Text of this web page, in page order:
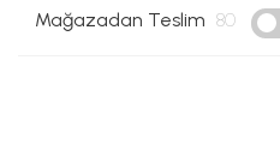
Mağazadan Teslim 80